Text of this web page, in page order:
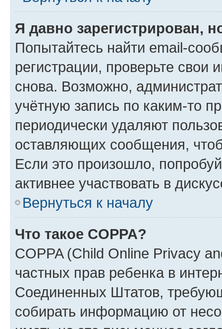
Я давно зарегистрирован,
Попытайтесь найти email-
регистрации, проверьте свои
снова. Возможно,
учётную запись по каким-то
периодически удаляют
оставляющих сообщения,
Если это произошло,
активнее участвовать в
Вернуться к началу
Что такое COPPA?
COPPA (Child Online Privacy
частных прав ребенка в
Соединенных Штатов,
собирать информацию от